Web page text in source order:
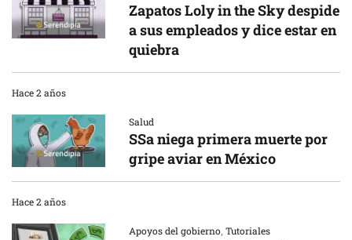
Zapatos Loly in the Sky despide
a sus empleados y dice estar en
quiebra
Hace 2 años
Salud
SSa niega primera muerte por
gripe aviar en México
Hace 2 años
Apoyos del gobierno,Tutoriales